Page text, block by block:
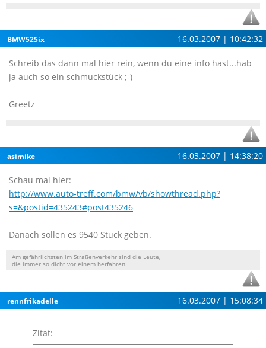
BMW525ix 16.03.2007 | 10:42:32
Schreib das dann mal hier rein, wenn du eine info hast...hab
ja auch so ein schmuckstück ;-)
Greetz
asimike 16.03.2007 | 14:38:20
Schau mal hier:
http://www.auto-treff.com/bmw/vb/showthread.php?
s=&postid=435243#post435246
Danach sollen es 9540 Stück geben.
Am gefährlichsten im Straßenverkehr sind die Leute,
die immer so dicht vor einem herfahren.
rennfrikadelle 16.03.2007 | 15:08:34
Zitat: